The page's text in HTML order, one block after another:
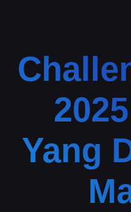
Yang